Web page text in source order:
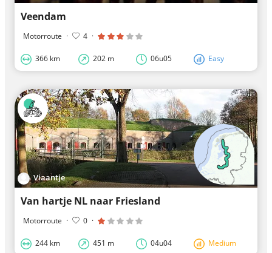
Veendam
Motorroute · 4 ·
366 km 202 m 06u05 Easy
Viaantje
Van hartje NL naar Friesland
Motorroute · 0 ·
244 km 451 m 04u04 Medium